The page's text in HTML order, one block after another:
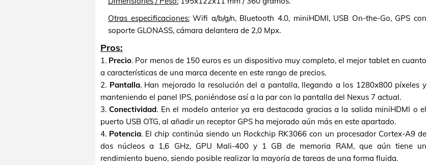
Otras especificaciones:Wifi a/b/g/n, Bluetooth 4.0, miniHDMI, USB On-the-Go, GPS con
soporte GLONASS, cámara delantera de 2,0 Mpx.
Pros:
1. Precio. Por menos de 150 euros es un dispositivo muy completo, el mejor tablet en cuanto
a características de una marca decente en este rango de precios.
2. Pantalla. Han mejorado la resolución del a pantalla, llegando a los 1280x800 píxeles y
manteniendo el panel IPS, poniéndose así a la par con la pantalla del Nexus 7 actual.
3.Conectividad. En el modelo anterior ya era destacada gracias a la salida miniHDMI o el
puerto USB OTG, al añadir un receptor GPS ha mejorado aún más en este apartado.
4. Potencia. El chip continúa siendo un Rockchip RK3066 con un procesador Cortex-A9 de
dos núcleos a 1,6 GHz, GPU Mali-400 y 1 GB de memoria RAM, que aún tiene un
rendimiento bueno, siendo posible realizar la mayoría de tareas de una forma fluida.